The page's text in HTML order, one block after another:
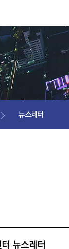
뉴스레터
뉴스레터